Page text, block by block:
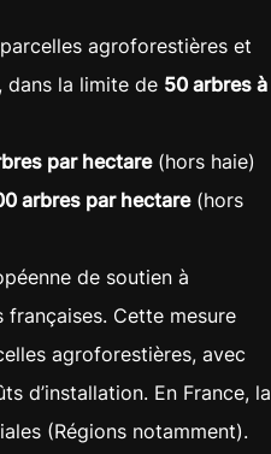
agroforestières et
dans la limite de 50 arbres à
par hectare(hors haie)
arbres par hectare(hors
de soutien à
françaises. Cette mesure
agroforestières, avec
d’installation. En France, la
(Régions notamment).